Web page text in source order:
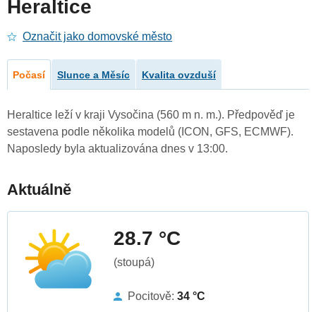
Heraltice
Označit jako domovské město
Počasí Slunce a Měsíc Kvalita ovzduší
Heraltice leží v kraji Vysočina (560 m n. m.). Předpověď je
sestavena podle několika modelů (ICON, GFS, ECMWF).
Naposledy byla aktualizována dnes v 13:00.
Aktuálně
28.7 °C
(stoupá)
Pocitově: 34 °C